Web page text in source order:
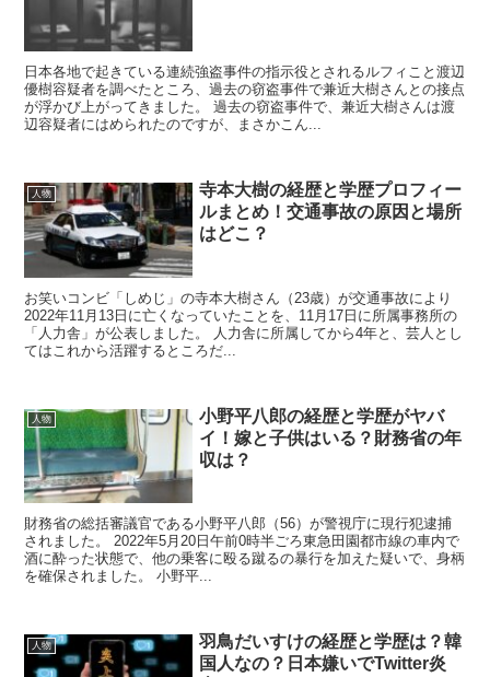
日本各地で起きている連続強盗事件の指示役とされるルフィこと渡辺
優樹容疑者を調べたところ、過去の窃盗事件で兼近大樹さんとの接点
が浮かび上がってきました。 過去の窃盗事件で、兼近大樹さんは渡
辺容疑者にはめられたのですが、まさかこん...
人物
寺本大樹の経歴と学歴プロフィー
ルまとめ！交通事故の原因と場所
はどこ？
お笑いコンビ「しめじ」の寺本大樹さん（23歳）が交通事故により
2022年11月13日に亡くなっていたことを、11月17日に所属事務所の
「人力舎」が公表しました。 人力舎に所属してから4年と、芸人とし
てはこれから活躍するところだ...
人物
小野平八郎の経歴と学歴がヤバ
イ！嫁と子供はいる？財務省の年
収は？
財務省の総括審議官である小野平八郎（56）が警視庁に現行犯逮捕
されました。 2022年5月20日午前0時半ごろ東急田園都市線の車内で
酒に酔った状態で、他の乗客に殴る蹴るの暴行を加えた疑いで、身柄
を確保されました。 小野平...
人物
羽鳥だいすけの経歴と学歴は？韓
国人なの？日本嫌いでTwitter炎